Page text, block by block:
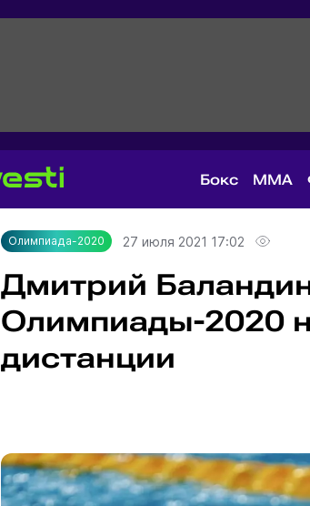
Бокс MMA
Главная
Олимпиада-2020
Олимпиада-2020 27 июля 2021 17:02
Дмитрий
Олимпиады-2020
дистанции